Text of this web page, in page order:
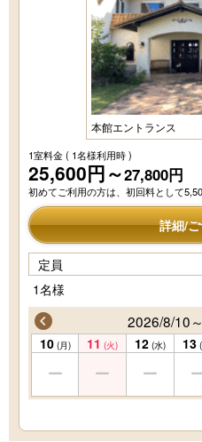
本館エントランス
1室料金( 1名様利用時 )
25,600円～27,800円
初めてご利用の方は、初回料として
詳細/
定員
1名様
2026/8/10
10 (月) 11 (火) 12 (水) 13